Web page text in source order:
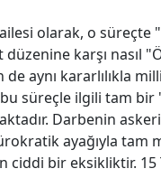
olarak, o
düzenine karşı nasıl
aynı kararlılıkla
süreçle ilgili tam bir
Darbenin
ayağıyla tam
ciddi bir eksikliktir.